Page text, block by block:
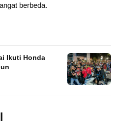
berbeda.
Ikuti Honda